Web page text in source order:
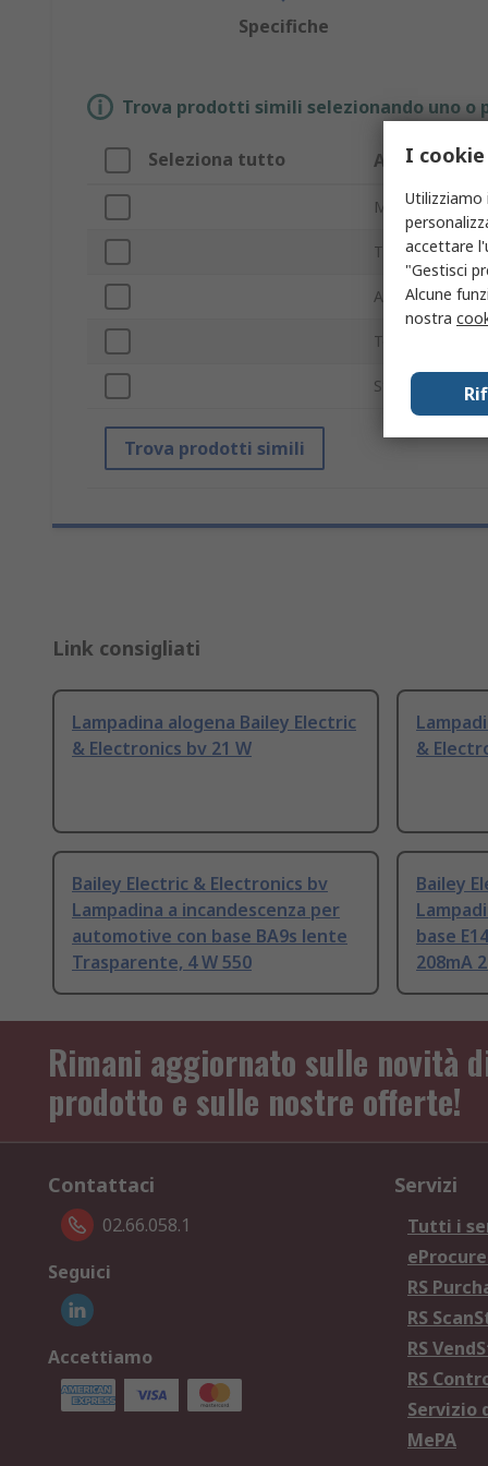
Specifiche
Trova prodotti simili selezionando uno
Seleziona tutto Attributo
Marchio
Tipo prodotto
Alimentazione
Tensione
Standard/
Trova prodotti simili
Link consigliati
Lampadina alogena Bailey Electric
& Electronics bv 21 W
&
Bailey Electric & Electronics bv
Lampadina a incandescenza per
automotive con base BA9s lente
Trasparente, 4 W 550
Bailey
base
208mA
Rimani aggiornato sulle novità
prodotto e sulle nostre offerte!
Contattaci
02.66.058.1
Seguici
Accettiamo
Servizi
Tutti i
RS
RS
RS
RS
Servizio
MePA
I
accettare
"Gestisci
Alcune
nostra